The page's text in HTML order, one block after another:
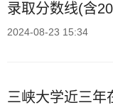
录取分数线(含
2024-08-23 15:34
三峡大学近三年